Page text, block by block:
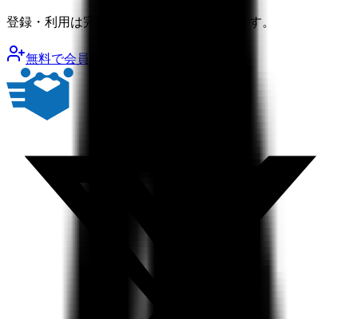
登録・利用は完全無料。今すぐ始められます。
無料で会員登録する